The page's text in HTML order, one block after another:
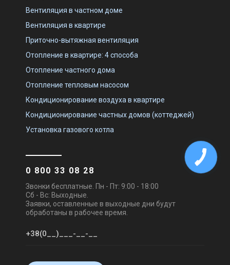
Вентиляция в частном доме
Вентиляция в квартире
Приточно-вытяжная вентиляция
Отопление в квартире: 4 способа
Отопление частного дома
Отопление тепловым насосом
Кондиционирование воздуха в квартире
Кондиционирование частных домов (коттеджей)
Установка газового котла
0 800 33 08 28
Звонки бесплатные. Пн - Пт: 9:00 - 18:00
Сб - Вс: Выходные.
Заявки, оставленные в выходные дни будут
обработаны в рабочее время.